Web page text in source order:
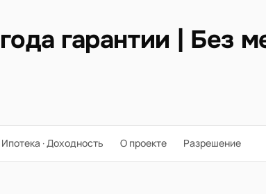
гарантии | Без
Ипотека · Доходность О проекте Разрешение